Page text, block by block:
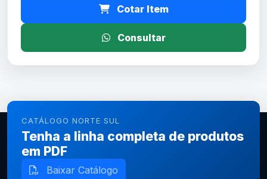
Cotar Item
Consultar
CATÁLOGO NORTE SUL
Tenha a linha completa de produtos
em PDF
Baixar Catálogo